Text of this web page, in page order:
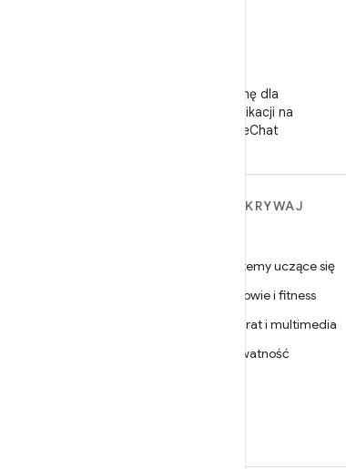
Obserwuj stronę dla
deweloperów aplikacji na
Androida w WeChat
ODKRYWAJ
Systemy uczące się
Zdrowie i fitness
Aparat i multimedia
Prywatność